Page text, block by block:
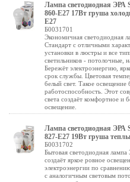
Лампа светодиодная ЭРА
860-E27 17Вт груша
Е27
Б0031701
Экономичная светодиодная
Стандарт с отличными
установки в люстры и все
светильников - потолочные,
Бережёт электроэнергию,
срок службы. Цветовая
белый свет. Такое
работоспособность. Этот
света создаёт комфортное и
освещение.
Лампа светодиодная ЭРА
827-E27 19Вт груша
Б0031702
Бытовая светодиодная
создаёт яркое ровное
электроэнергии по
с аналогичным световым